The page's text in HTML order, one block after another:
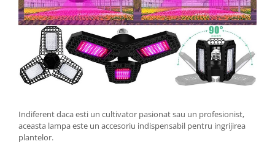
Indiferent daca esti un cultivator pasionat sau un profesionist,
aceasta lampa este un accesoriu indispensabil pentru ingrijirea
plantelor.